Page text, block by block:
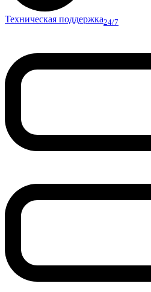
Техническая поддержка24/7